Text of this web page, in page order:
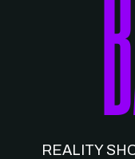
REALITY